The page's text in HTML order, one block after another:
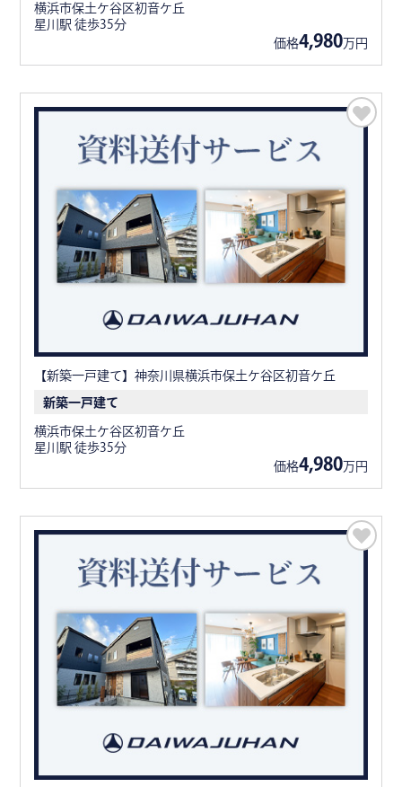
横浜市保土ケ谷区初音ケ丘
星川駅 徒歩35分
価格4,980万円
【新築一戸建て】神奈川県横浜市保土ケ谷区初音ケ丘
新築一戸建て
横浜市保土ケ谷区初音ケ丘
星川駅 徒歩35分
価格4,980万円